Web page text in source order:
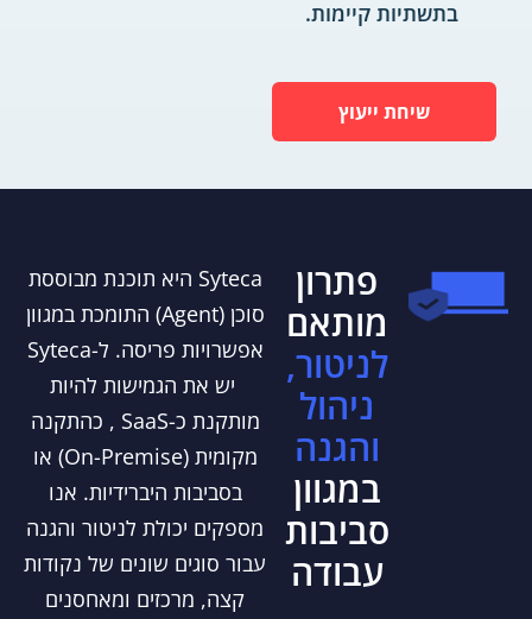
בתשתיות קיימות.
שיחת ייעוץ
פתרון
מותאם
לניטור,
ניהול
והגנה
במגוון
סביבות
עבודה
Syteca היא תוכנת מבוססת
סוכן (Agent) התומכת במגוון
אפשרויות פריסה. ל-Syteca
יש את הגמישות להיות
מותקנת כ-SaaS , כהתקנה
מקומית (On-Premise) או
בסביבות היברידיות. אנו
מספקים יכולת לניטור והגנה
עבור סוגים שונים של נקודות
קצה, מרכזים ומאחסנים